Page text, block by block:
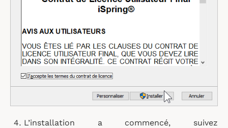
L’installation a commencé, suivez